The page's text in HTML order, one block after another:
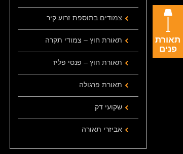
צמודים בתוספת זרוע קיר
תאורת חוץ – צמודי תקרה
תאורת חוץ – פנסי פליז
תאורת פרגולה
שקועי דק
אביזרי תאורה
תאורת
פנים